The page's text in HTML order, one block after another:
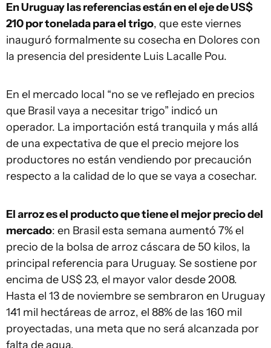
En Uruguay las referencias están en el eje de US$
210 por tonelada para el trigo, que este viernes
inauguró formalmente su cosecha en Dolores con
la presencia del presidente Luis Lacalle Pou.
En el mercado local “no se ve reflejado en precios
que Brasil vaya a necesitar trigo” indicó un
operador. La importación está tranquila y más allá
de una expectativa de que el precio mejore los
productores no están vendiendo por precaución
respecto a la calidad de lo que se vaya a cosechar.
El arroz es el producto que tiene el mejor precio del
mercado: en Brasil esta semana aumentó 7% el
precio de la bolsa de arroz cáscara de 50 kilos, la
principal referencia para Uruguay. Se sostiene por
encima de US$ 23, el mayor valor desde 2008.
Hasta el 13 de noviembre se sembraron en Uruguay
141 mil hectáreas de arroz, el 88% de las 160 mil
proyectadas, una meta que no será alcanzada por
falta de agua.